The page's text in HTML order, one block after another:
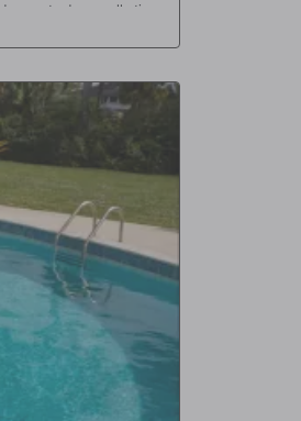
cuenta de que ella tiene
No está lista para
Johnny comienza
que le estire el culo.
más que nunca. Todo